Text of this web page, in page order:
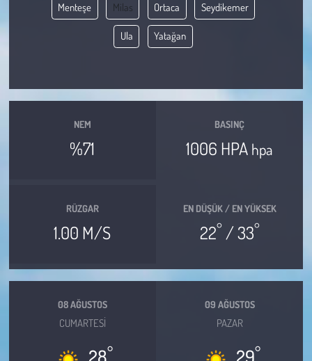
Menteşe Milas Ortaca Seydikemer
Ula Yatağan
NEM
%71
BASINÇ
1006 HPA hpa
RÜZGAR
1.00 M/S
EN DÜŞÜK / EN YÜKSEK
22°/ 33°
08 AĞUSTOS
CUMARTESI
°
09 AĞUSTOS
PAZAR
°
Galeri
Vefat İlanları
Son Dakika
Kent
Eğlence